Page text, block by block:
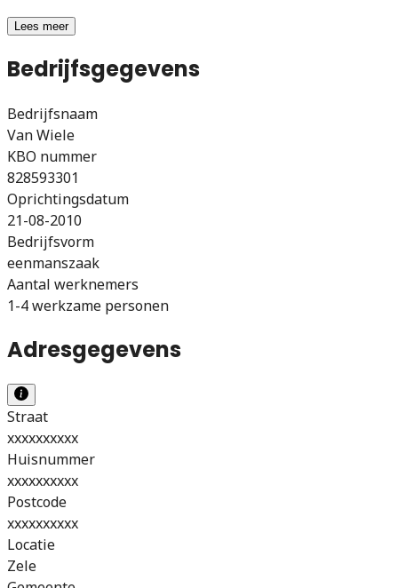
Lees meer
Bedrijfsgegevens
Bedrijfsnaam
Van Wiele
KBO nummer
828593301
Oprichtingsdatum
21-08-2010
Bedrijfsvorm
eenmanszaak
Aantal werknemers
1-4 werkzame personen
Adresgegevens
Straat
xxxxxxxxxx
Huisnummer
xxxxxxxxxx
Postcode
xxxxxxxxxx
Locatie
Zele